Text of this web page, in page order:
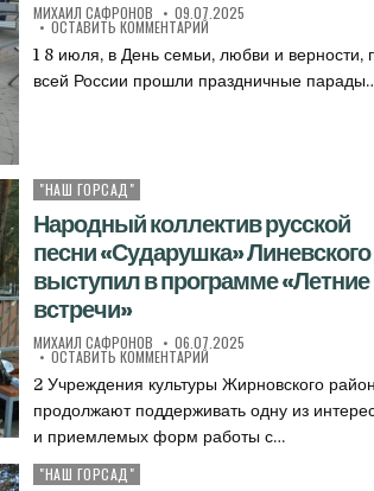
АВТОР:
МИХАИЛ САФРОНОВ ДАТА ПУБЛИКАЦИИ:
09.07.2025
ОСТАВИТЬ КОММЕНТАРИЙК ЖИРНОВЧАНЕ ПРИНЯЛИ
1 8 июля, в День семьи, любви и верности,
всей России прошли праздничные
Опубликовано в
"НАШ ГОРСАД"
Народный коллектив русской
песни «Сударушка»
выступил в программе «Летние
встречи»
АВТОР:
МИХАИЛ САФРОНОВ ДАТА ПУБЛИКАЦИИ:
06.07.2025
ОСТАВИТЬ КОММЕНТАРИЙК НАРОДНЫЙ КОЛЛЕКТИВ
2 Учреждения культуры Жирновского
продолжают поддерживать одну из
и приемлемых форм работы с…
Опубликовано в
"НАШ ГОРСАД"